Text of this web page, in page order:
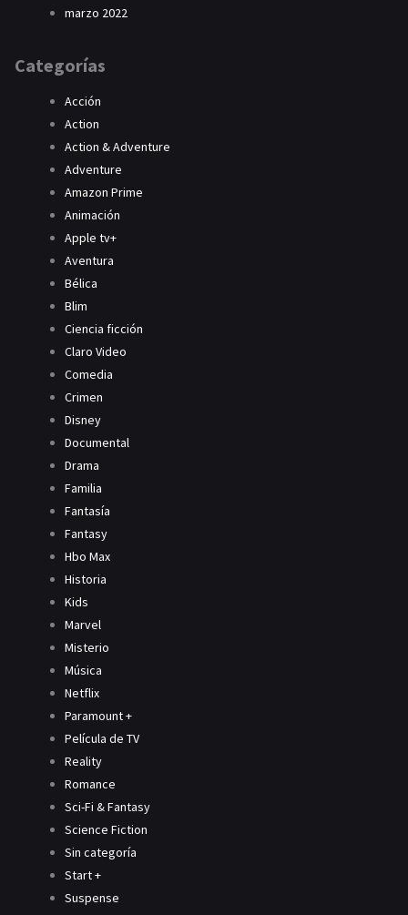
marzo 2022
Categorías
Acción
Action
Action & Adventure
Adventure
Amazon Prime
Animación
Apple tv+
Aventura
Bélica
Blim
Ciencia ficción
Claro Video
Comedia
Crimen
Disney
Documental
Drama
Familia
Fantasía
Fantasy
Hbo Max
Historia
Kids
Marvel
Misterio
Música
Netflix
Paramount +
Película de TV
Reality
Romance
Sci-Fi & Fantasy
Science Fiction
Sin categoría
Start +
Suspense